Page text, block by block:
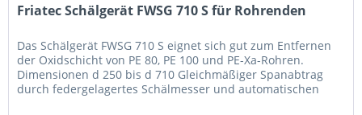
Friatec Schälgerät FWSG 710 S für Rohrenden
Das Schälgerät FWSG 710 S eignet sich gut zum Entfernen
der Oxidschicht von PE 80, PE 100 und PE-Xa-Rohren.
Dimensionen d 250 bis d 710 Gleichmäßiger Spanabtrag
durch federgelagertes Schälmesser und automatischen